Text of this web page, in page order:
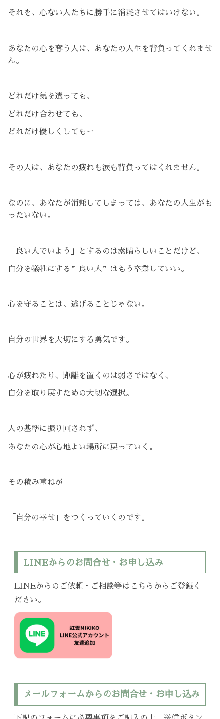
それを、心ない人たちに勝手に消耗させてはいけない。
あなたの心を奪う人は、あなたの人生を背負ってくれませ
ん。
どれだけ気を遣っても、
どれだけ合わせても、
どれだけ優しくしてもー
その人は、あなたの疲れも涙も背負ってはくれません。
なのに、あなたが消耗してしまっては、あなたの人生がも
ったいない。
「良い人でいよう」とするのは素晴らしいことだけど、
自分を犠牲にする”良い人”はもう卒業していい。
心を守ることは、逃げることじゃない。
自分の世界を大切にする勇気です。
心が疲れたり、距離を置くのは弱さではなく、
自分を取り戻すための大切な選択。
人の基準に振り回されず、
あなたの心が心地よい場所に戻っていく。
その積み重ねが
「自分の幸せ」をつくっていくのです。
LINEからのお問合せ・お申し込み
LINEからのご依頼・ご相談等はこちらからご登録く
ださい。
メールフォームからのお問合せ・お申し込み